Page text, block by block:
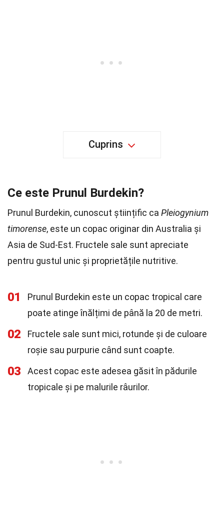
Cuprins
Ce este Prunul Burdekin?
Prunul Burdekin, cunoscut științific ca Pleiogynium
timorense, este un copac originar din Australia și
Asia de Sud-Est. Fructele sale sunt apreciate
pentru gustul unic și proprietățile nutritive.
01
Prunul Burdekin este un copac tropical care
poate atinge înălțimi de până la 20 de metri.
02
Fructele sale sunt mici, rotunde și de culoare
roșie sau purpurie când sunt coapte.
03
Acest copac este adesea găsit în pădurile
tropicale și pe malurile râurilor.